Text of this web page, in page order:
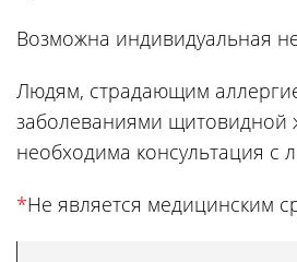
Возможна индивидуальная
Людям, страдающим
заболеваниями щитовидной
необходима консультация с
*Не является медицинским